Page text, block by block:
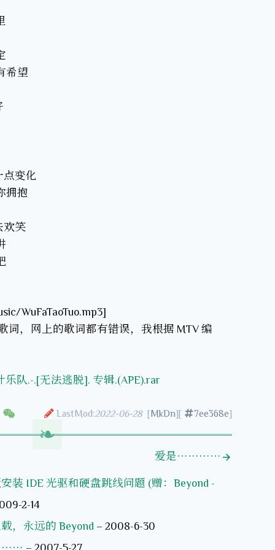
希望
点变化
拥抱
欢笑
WuFaTaoTuo.mp3]
词，网上的歌词都有错误，我根据 MTV 编
乐队.-.[无法逃脱]. 专辑.(APE).rar
LastMod:2022-06-28[MkDn][ 7ee368e]
爱是…………
装 IDE 光驱和硬盘跳线问题 (赠：Beyond -
2-14
，永远的 Beyond –2008-6-30
–2007-5-27